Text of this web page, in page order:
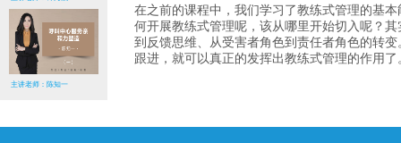
主讲老师：陈知一
在之前的课程中，我们学习了教练式管理的基
何开展教练式管理呢，该从哪里开始切入呢？
到反馈思维、从受害者角色到责任者角色的转
跟进，就可以真正的发挥出教练式管理的作用了